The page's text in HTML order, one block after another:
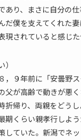
あり、まさに自分の
僕を支えてくれた
されていると感じた
，９年前に「安曇野
父が高齢で動きが悪
折帰り、両親をどう
期くらい親孝行しよ
していた。新潟でネ